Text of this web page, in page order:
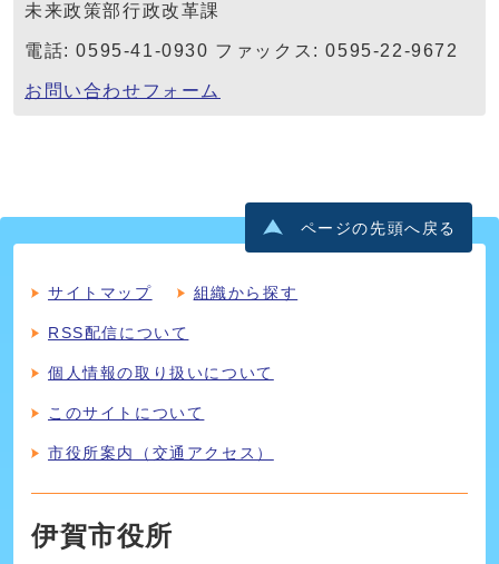
未来政策部行政改革課
電話: 0595-41-0930 ファックス: 0595-22-9672
お問い合わせフォーム
ページの先頭へ戻る
サイトマップ 組織から探す
RSS配信について
個人情報の取り扱いについて
このサイトについて
市役所案内（交通アクセス）
伊賀市役所